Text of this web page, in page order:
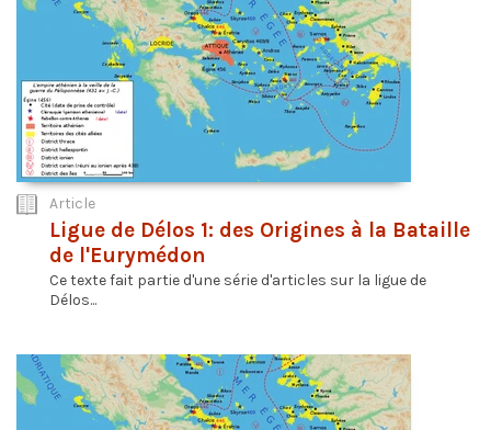
Article
Ligue de Délos 1: des Origines à la Bataille
de l'Eurymédon
Ce texte fait partie d'une série d'articles sur la ligue de
Délos...